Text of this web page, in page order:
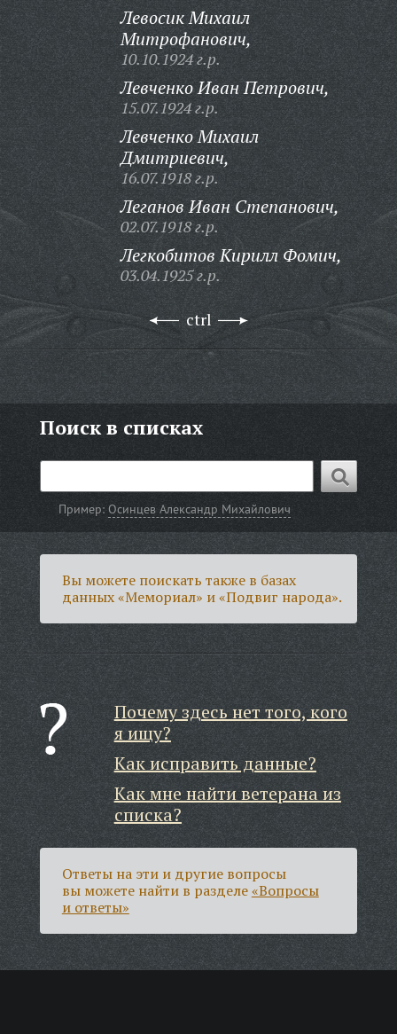
Левосик Михаил
Митрофанович,
10.10.1924 г.р.
Левченко Иван Петрович,
15.07.1924 г.р.
Левченко Михаил
Дмитриевич,
16.07.1918 г.р.
Леганов Иван Степанович,
02.07.1918 г.р.
Легкобитов Кирилл Фомич,
03.04.1925 г.р.
ctrl
Поиск в списках
Пример:Осинцев Александр Михайлович
Вы можете поискать также в базах
данных «Мемориал» и «Подвиг народа».
Почему здесь нет того, кого
я ищу?
Как исправить данные?
Как мне найти ветерана из
списка?
Ответы на эти и другие вопросы
вы можете найти в разделе«Вопросы
и ответы»